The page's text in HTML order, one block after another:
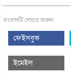
সংবাদটি শেয়ার করুন:
ফেইসবুক
ইমেইল